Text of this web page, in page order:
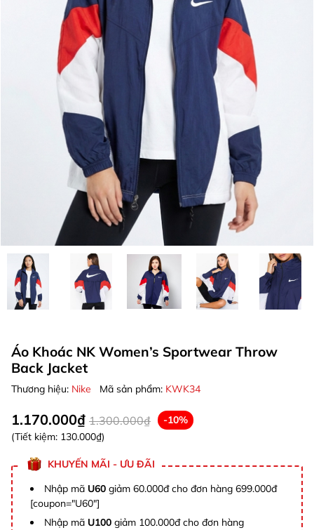
Áo Khoác NK Women’s Sportwear Throw
Back Jacket
Thương hiệu: Nike Mã sản phẩm: KWK34
1.170.000₫ 1.300.000₫
-10%
(Tiết kiệm: 130.000₫)
KHUYẾN MÃI - ƯU ĐÃI
Nhập mã U60 giảm 60.000đ cho đơn hàng 699.000đ
[coupon="U60"]
Nhập mã U100 giảm 100.000đ cho đơn hàng